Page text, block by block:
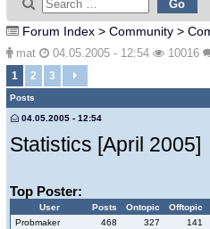
Forum Index > Community >
mat 04.05.2005 - 12:54 10016
1 2 3
Posts
04.05.2005 - 12:54
Statistics [April 2005]
Top Poster:
User Posts Ontopic Offtopic
Probmaker
468 327 141